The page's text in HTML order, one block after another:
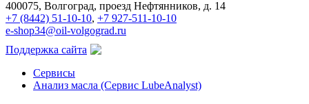
400075, Волгоград, проезд Нефтянников, д. 14
+7 (8442) 51-10-10, +7 927-511-10-10
e-shop34@oil-volgograd.ru
Поддержка сайта
Сервисы
Анализ масла (Сервис LubeAnalyst)